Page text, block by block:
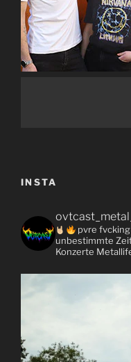
INSTA
pvre
unbestimmte
Konzerte